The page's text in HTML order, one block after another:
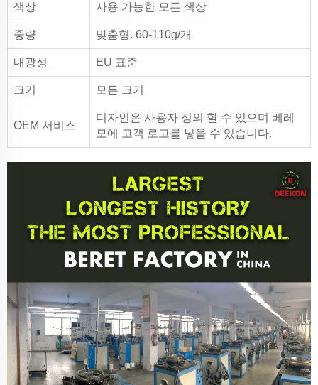
색상 사용 가능한 모든 색상
중량 맞춤형. 60-110g/개
내광성 EU 표준
크기 모든 크기
OEM 서비스
디자인은 사용자 정의 할 수 있으며 베레
모에 고객 로고를 넣을 수 있습니다.